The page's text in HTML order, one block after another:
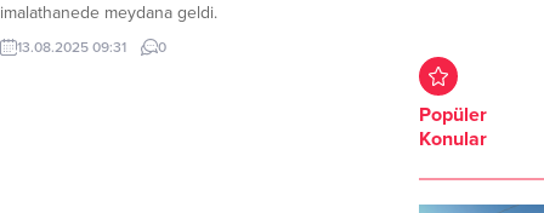
imalathanede meydana geldi.
Yangının çıkış nedeni henüz
belirlenemedi. Çevredekilerin ihbarı
13.08.2025 09:31 0
Popüler
Konular